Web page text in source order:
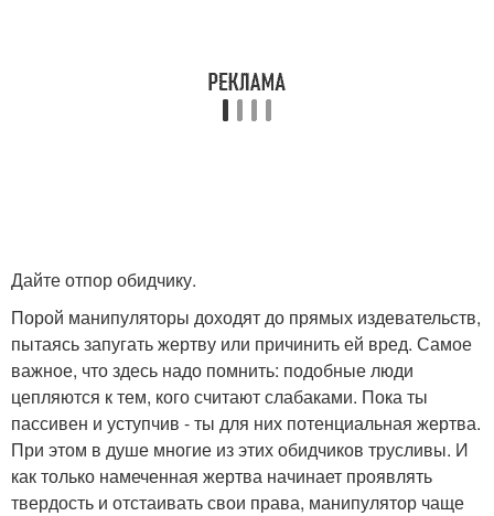
Дайте отпор обидчику.
Порой манипуляторы доходят до прямых издевательств,
пытаясь запугать жертву или причинить ей вред. Самое
важное, что здесь надо помнить: подобные люди
цепляются к тем, кого считают слабаками. Пока ты
пассивен и уступчив - ты для них потенциальная жертва.
При этом в душе многие из этих обидчиков трусливы. И
как только намеченная жертва начинает проявлять
твердость и отстаивать свои права, манипулятор чаще